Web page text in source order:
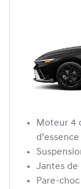
Moteur 4
Jantes de
Pare-